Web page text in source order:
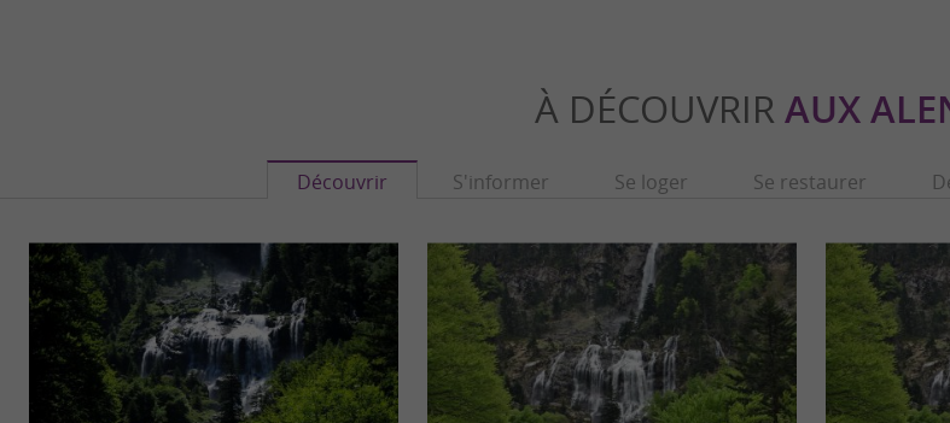
À DÉCOUVRIR AUX
Découvrir S'informer Se loger Se restaurer